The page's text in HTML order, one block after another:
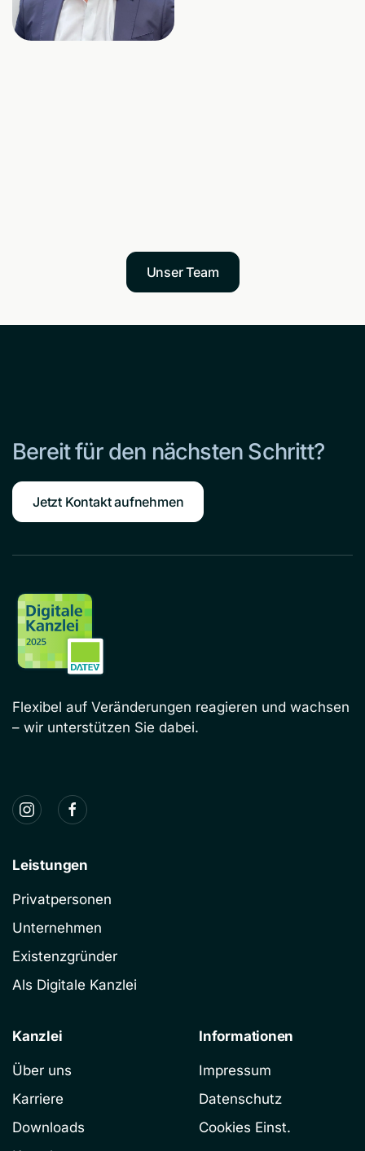
Unser Team
Bereit für den nächsten Schritt?
Jetzt Kontakt aufnehmen
Flexibel auf Veränderungen reagieren und wachsen
– wir unterstützen Sie dabei.
Leistungen
Privatpersonen
Unternehmen
Existenzgründer
Als Digitale Kanzlei
Kanzlei
Über uns
Karriere
Downloads
Informationen
Impressum
Datenschutz
Cookies Einst.